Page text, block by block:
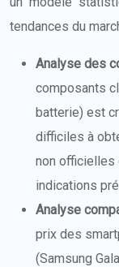
tendances du
Analyse des
composants
batterie) est
difficiles à
non officielles
indications
Analyse
prix des
(Samsung